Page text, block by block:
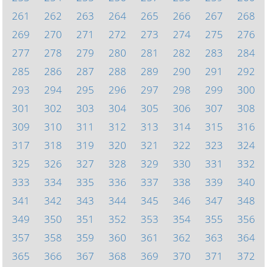
261
262 263 264 265 266 267
268
269
270 271 272 273 274 275
276
277
278 279 280 281 282 283
284
285
286 287 288 289 290 291
292
293
294 295 296 297 298 299
300
301
302 303 304 305 306 307
308
309
310 311 312 313 314 315
316
317
318 319 320 321 322 323
324
325
326 327 328 329 330 331
332
333
334 335 336 337 338 339
340
341
342 343 344 345 346 347
348
349
350 351 352 353 354 355
356
357
358 359 360 361 362 363
364
365
366 367 368 369 370 371 372